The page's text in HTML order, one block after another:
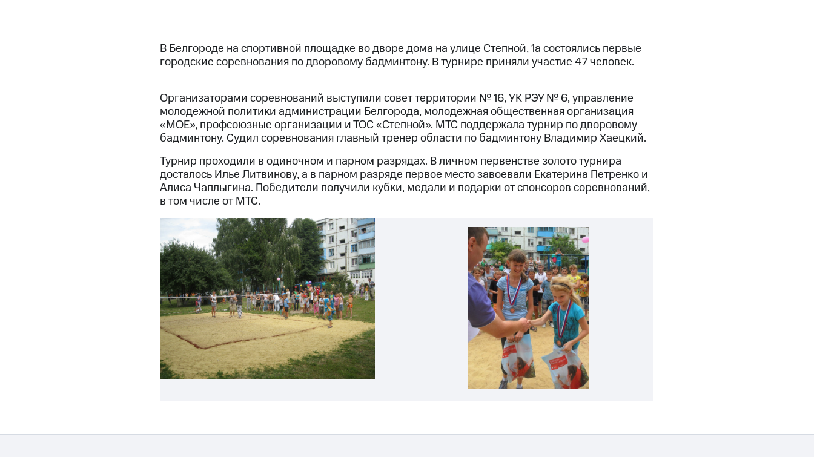
В Белгороде на спортивной площадке во дворе дома на улице Степной, 1а состоялись первые
городские соревнования по дворовому бадминтону. В турнире приняли участие 47 человек.
Организаторами соревнований выступили совет территории № 16, УК РЭУ № 6, управление
молодежной политики администрации Белгорода, молодежная общественная организация
«МОЕ», профсоюзные организации и ТОС «Степной». МТС поддержала турнир по дворовому
бадминтону. Судил соревнования главный тренер области по бадминтону Владимир Хаецкий.
Турнир проходили в одиночном и парном разрядах. В личном первенстве золото турнира
досталось Илье Литвинову, а в парном разряде первое место завоевали Екатерина Петренко и
Алиса Чаплыгина. Победители получили кубки, медали и подарки от спонсоров соревнований,
в том числе от МТС.